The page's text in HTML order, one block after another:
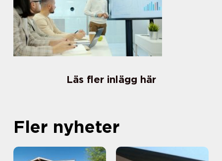
Läs fler inlägg här
Fler nyheter